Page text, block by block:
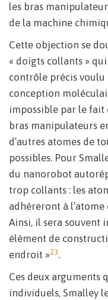
les bras
de la machine
Cette objection se
« doigts collants » qui
contrôle précis voulu
conception
impossible par le fait
bras manipulateurs
d’autres atomes de
possibles. Pour
du nanorobot
trop collants : les
adhéreront à
Ainsi, il sera souvent
élément de
endroit »23.
Ces deux arguments
individuels, Smalley